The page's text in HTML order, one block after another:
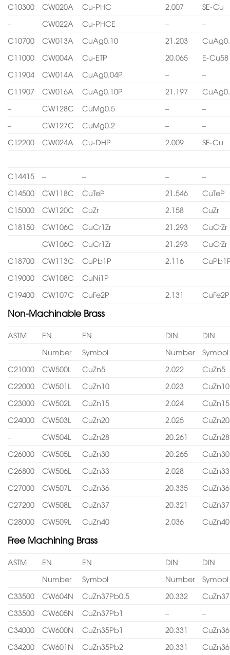
C10300
CW020A Cu-PHC 2.007
SE-Cu
–
CW022A Cu-PHCE –
–
C10700
CW013A CuAg0.10 21.203
C11000
CW004A Cu-ETP 20.065
E-Cu58
C11904
CW014A CuAg0.04P –
–
C11907
CW016A CuAg0.10P 21.197
–
CW128C CuMg0.5 –
–
–
CW127C CuMg0.2 –
–
C12200
CW024A Cu-DHP 2.009 SF-Cu
C14415 – – –
–
C14500
CW118C CuTeP 21.546
CuTeP
C15000
CW120C CuZr 2.158
CuZr
C18150
CW106C CuCr1Zr 21.293
CuCrZr
CW106C
CuCr1Zr 21.293
CuCrZr
C18700
CW113C CuPb1P 2.116
C19000
CW108C CuNi1P –
–
C19400
CW107C CuFe2P 2.131 CuFe2P
Non-Machinable Brass
ASTM EN EN DIN
DIN
Number
Symbol Number
Symbol
C21000
CW500L CuZn5 2.022
CuZn5
C22000
CW501L CuZn10 2.023
CuZn10
C23000
CW502L CuZn15 2.024
CuZn15
C24000
CW503L CuZn20 2.025
CuZn20
–
CW504L CuZn28 20.261
CuZn28
C26000
CW505L CuZn30 20.265
CuZn30
C26800
CW506L CuZn33 2.028
CuZn33
C27000
CW507L CuZn36 20.335
CuZn36
C27200
CW508L CuZn37 20.321
CuZn37
C28000
CW509L CuZn40 2.036 CuZn40
Free Machining Brass
ASTM EN EN DIN
DIN
Number
Symbol Number
Symbol
C33500
CW604N CuZn37Pb0.5 20.332
C33500
CW605N CuZn37Pb1 –
–
C34000
CW600N CuZn35Pb1 20.331
C34200
CW601N CuZn35Pb2 20.331